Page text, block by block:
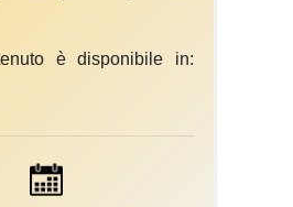
è disponibile in: